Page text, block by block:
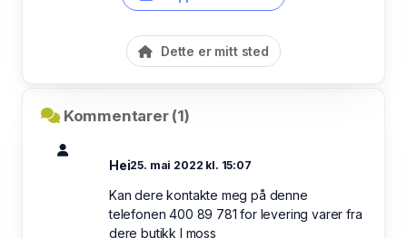
Dette er mitt sted
Kommentarer (1)
Hei25. mai 2022 kl. 15:07
Kan dere kontakte meg på denne
telefonen 400 89 781 for levering varer fra
dere butikk I moss